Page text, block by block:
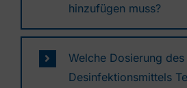
hinzufügen muss?
Welche Dosierung des
Desinfektionsmittels